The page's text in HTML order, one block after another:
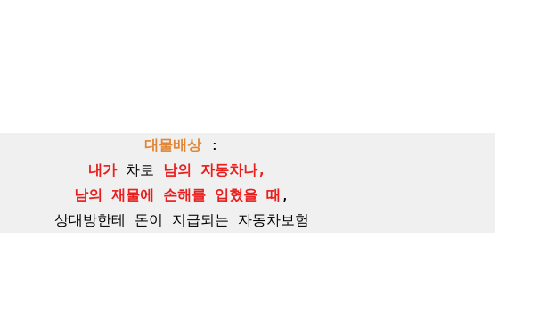
대물배상
내가 차로 남의 자동차나,
남의 재물에 손해를 입혔을 때 ,
상대방한테 돈이 지급되는 자동차보험